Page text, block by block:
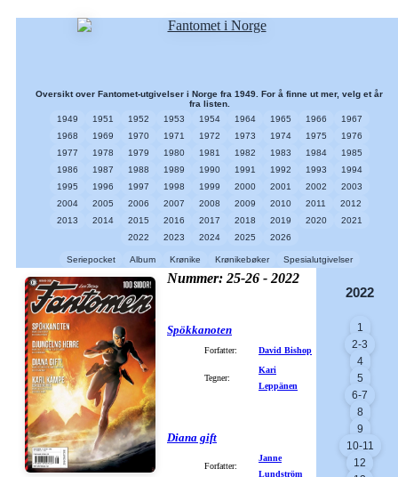
Oversikt over Fantomet-utgivelser i Norge fra 1949. For å finne ut mer, velg et år
fra listen.
1949
1951 1952 1953 1954 1964 1965 1966
1967
1968
1969 1970 1971 1972 1973 1974 1975
1976
1977
1978 1979 1980 1981 1982 1983 1984
1985
1986
1987 1988 1989 1990 1991 1992 1993
1994
1995
1996 1997 1998 1999 2000 2001 2002
2003
2004
2005 2006 2007 2008 2009 2010 2011
2012
2013
2014 2015 2016 2017 2018 2019 2020
2021
2022
2023 2024 2025 2026
Seriepocket Album Krønike Krønikebøker Spesialutgivelser
Nummer: 25-26 - 2022
Spökkanoten
Forfatter: David Bishop
Tegner:
Kari
Leppänen
Diana gift
Forfatter:
Janne
Lundström
2022
1
2-3
4
5
6-7
8
9
10-11
12